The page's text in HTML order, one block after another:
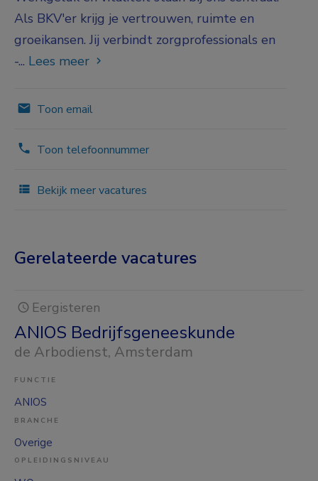
Als BKV'er krijg je vertrouwen, ruimte en
groeikansen. Jij verbindt zorgprofessionals en
-... Lees meer
Toon email
Toon telefoonnummer
Bekijk meer vacatures
Gerelateerde vacatures
Eergisteren
ANIOS Bedrijfsgeneeskunde
de Arbodienst, Amsterdam
FUNCTIE
ANIOS
BRANCHE
Overige
OPLEIDINGSNIVEAU